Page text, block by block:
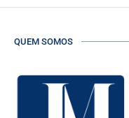
QUEM SOMOS